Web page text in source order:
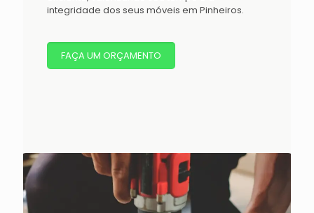
integridade dos seus móveis em Pinheiros.
FAÇA UM ORÇAMENTO